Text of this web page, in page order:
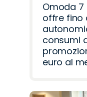
Omoda 7
offre fino
consumi
euro al